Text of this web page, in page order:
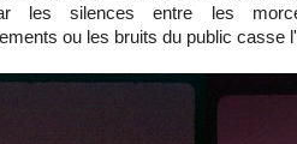
les silences entre les
ou les bruits du public casse